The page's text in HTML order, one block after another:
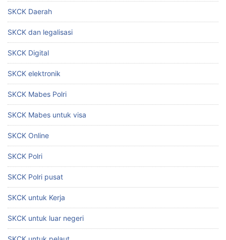
SKCK Daerah
SKCK dan legalisasi
SKCK Digital
SKCK elektronik
SKCK Mabes Polri
SKCK Mabes untuk visa
SKCK Online
SKCK Polri
SKCK Polri pusat
SKCK untuk Kerja
SKCK untuk luar negeri